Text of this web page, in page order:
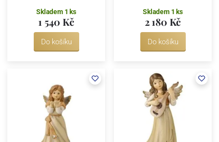
Skladem 1 ks
1 540 Kč
Do košíku
Skladem 1 ks
2 180 Kč
Do košíku